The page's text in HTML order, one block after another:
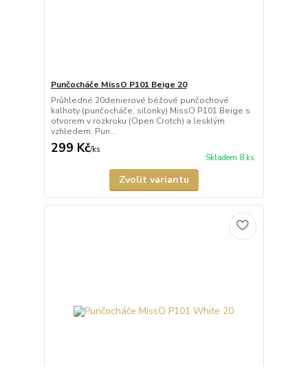
Punčocháče MissO P101 Beige 20
Průhledné 20denierové béžové punčochové
kalhoty (punčocháče, silonky) MissO P101 Beige s
otvorem v rozkroku (Open Crotch) a lesklým
vzhledem. Pun...
299 Kč/ks
Skladem 8 ks
Zvolit variantu